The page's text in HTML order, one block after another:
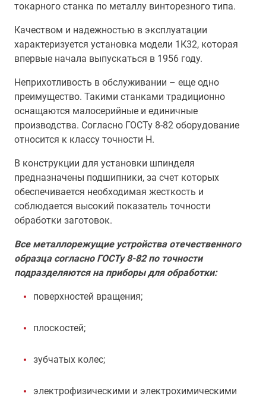
токарного станка по металлу винторезного типа.
Качеством и надежностью в эксплуатации
характеризуется установка модели 1К32, которая
впервые начала выпускаться в 1956 году.
Неприхотливость в обслуживании – еще одно
преимущество. Такими станками традиционно
оснащаются малосерийные и единичные
производства. Согласно ГОСТу 8-82 оборудование
относится к классу точности Н.
В конструкции для установки шпинделя
предназначены подшипники, за счет которых
обеспечивается необходимая жесткость и
соблюдается высокий показатель точности
обработки заготовок.
Все металлорежущие устройства отечественного
образца согласно ГОСТу 8-82 по точности
подразделяются на приборы для обработки:
поверхностей вращения;
плоскостей;
зубчатых колес;
электрофизическими и электрохимическими